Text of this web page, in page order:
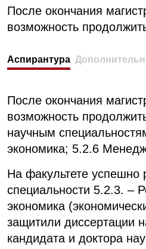
После окончания
возможность
Аспирантура
После окончания
возможность
научным
экономика; 5.2.6
На факультете успешно
специальности 5.2.3. –
экономика
защитили диссертации
кандидата и доктора